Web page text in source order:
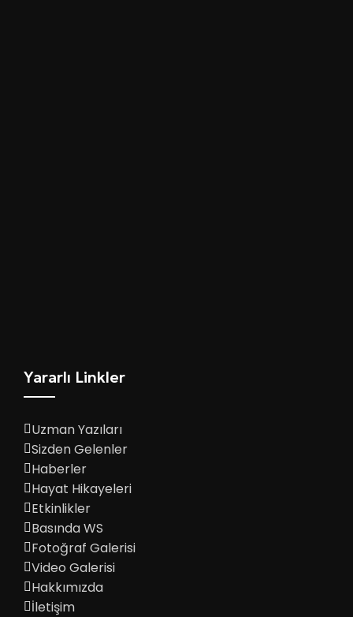
Yararlı Linkler
Uzman Yazıları
Sizden Gelenler
Haberler
Hayat Hikayeleri
Etkinlikler
Basında WS
Fotoğraf Galerisi
Video Galerisi
Hakkımızda
İletişim